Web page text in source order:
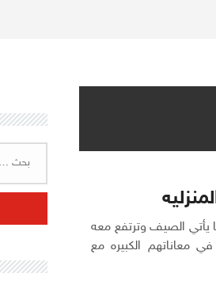
يأتي الصيف وترتفع معه
معاناتهم الكبيره مع